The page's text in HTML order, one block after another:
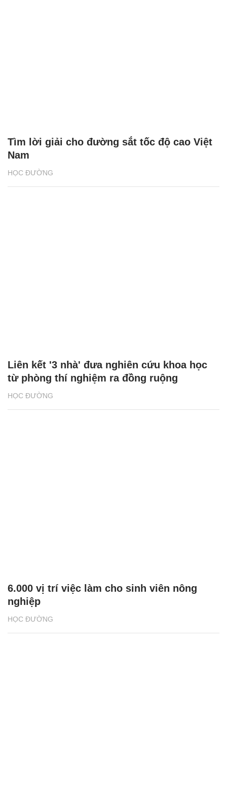
HỌC ĐƯỜNG
Tìm lời giải cho đường sắt tốc độ cao Việt
Nam
HỌC ĐƯỜNG
Liên kết '3 nhà' đưa nghiên cứu khoa học
từ phòng thí nghiệm ra đồng ruộng
HỌC ĐƯỜNG
6.000 vị trí việc làm cho sinh viên nông
nghiệp